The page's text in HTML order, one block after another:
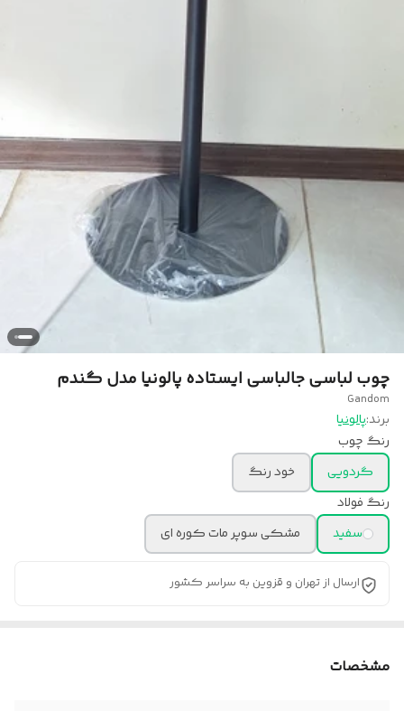
چوب لباسی جالباسی ایستاده پالونیا مدل گندم
Gandom
برند:پالونیا
رنگ چوب
گردویی
خود رنگ
رنگ فولاد
سفید
مشکی سوپر مات کوره ای
ارسال از تهران و قزوین به سراسر کشور
مشخصات